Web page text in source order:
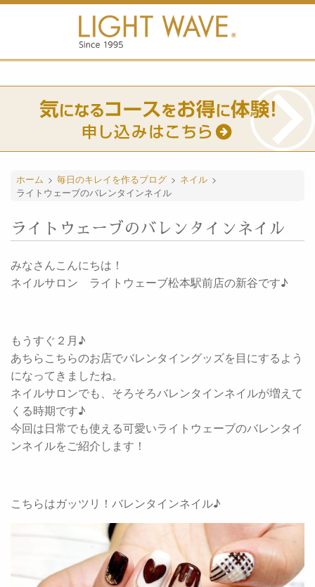
ホーム > 毎日のキレイを作るブログ > ネイル >
ライトウェーブのバレンタインネイル
ライトウェーブのバレンタインネイル
みなさんこんにちは！
ネイルサロン ライトウェーブ松本駅前店の新谷です♪
もうすぐ２月♪
あちらこちらのお店でバレンタイングッズを目にするよう
になってきましたね。
ネイルサロンでも、そろそろバレンタインネイルが増えて
くる時期です♪
今回は日常でも使える可愛いライトウェーブのバレンタイ
ンネイルをご紹介します！
こちらはガッツリ！バレンタインネイル♪